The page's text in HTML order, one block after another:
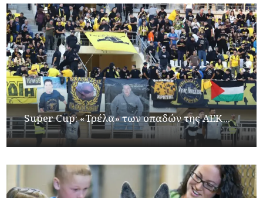
Super Cup: «Τρέλα» των οπαδών της ΑΕΚ...